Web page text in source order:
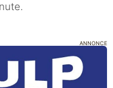
ANNONCE